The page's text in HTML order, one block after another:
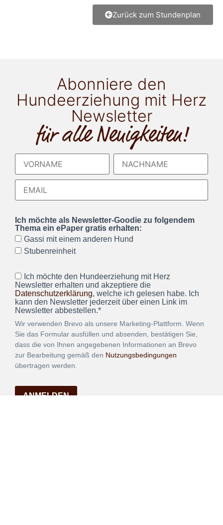
Zurück zum Stundenplan
Abonniere den
Hundeerziehung mit Herz
Newsletter
für alle Neuigkeiten!
Ich möchte als Newsletter-Goodie zu folgendem
Thema ein ePaper gratis erhalten:
Gassi mit einem anderen Hund
Stubenreinheit
Ich möchte den Hundeerziehung mit Herz
Newsletter erhalten und akzeptiere die
Datenschutzerklärung, welche ich gelesen habe. Ich
kann den Newsletter jederzeit über einen Link im
Newsletter abbestellen.*
Wir verwenden Brevo als unsere Marketing-Plattform. Wenn
Sie das Formular ausfüllen und absenden, bestätigen Sie,
dass die von Ihnen angegebenen Informationen an Brevo
zur Bearbeitung gemäß den Nutzungsbedingungen
übertragen werden.
ANMELDEN